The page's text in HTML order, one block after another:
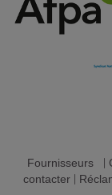
Fournisseurs|
contacter|